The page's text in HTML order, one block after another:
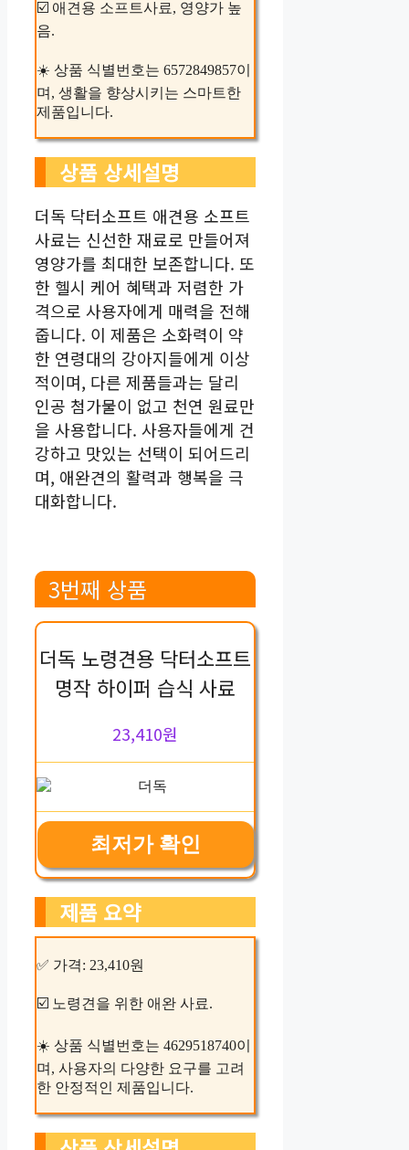
☑️ 애견용 소프트사료, 영양가 높
음.
☀️ 상품 식별번호는 6572849857이
며, 생활을 향상시키는 스마트한
제품입니다.
상품 상세설명
더독 닥터소프트 애견용 소프트
사료는 신선한 재료로 만들어져
영양가를 최대한 보존합니다. 또
한 헬시 케어 혜택과 저렴한 가
격으로 사용자에게 매력을 전해
줍니다. 이 제품은 소화력이 약
한 연령대의 강아지들에게 이상
적이며, 다른 제품들과는 달리
인공 첨가물이 없고 천연 원료만
을 사용합니다. 사용자들에게 건
강하고 맛있는 선택이 되어드리
며, 애완견의 활력과 행복을 극
대화합니다.
3번째 상품
더독 노령견용 닥터소프트
명작 하이퍼 습식 사료
23,410원
최저가 확인
제품 요약
✅ 가격: 23,410원
☑️ 노령견을 위한 애완 사료.
☀️ 상품 식별번호는 4629518740이
며, 사용자의 다양한 요구를 고려
한 안정적인 제품입니다.